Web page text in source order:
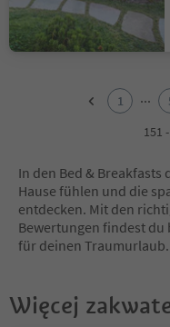
10
11
13
14
1 ...
151
In den Bed &
Hause fühlen und die
entdecken. Mit den
Bewertungen findest
für deinen
Więcej